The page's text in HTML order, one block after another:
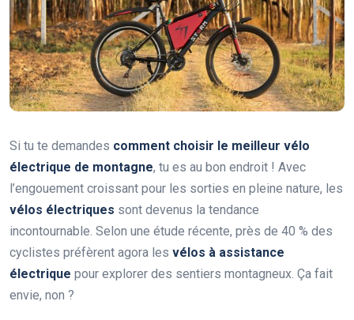
Si tu te demandes comment choisir le meilleur vélo
électrique de montagne, tu es au bon endroit ! Avec
l’engouement croissant pour les sorties en pleine nature, les
vélos électriques sont devenus la tendance
incontournable. Selon une étude récente, près de 40 % des
cyclistes préfèrent agora les vélos à assistance
électrique pour explorer des sentiers montagneux. Ça fait
envie, non ?